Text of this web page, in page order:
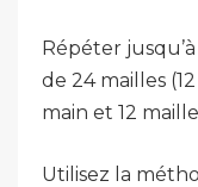
Répéter
de 24 mailles
main et 12
Utilisez la